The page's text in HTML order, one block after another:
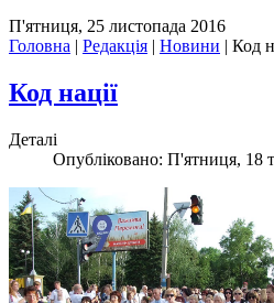
П'ятниця, 25 листопада 2016
Головна | Редакція | Новини | Код
Код нації
Деталі
Опубліковано: П'ятниця, 18